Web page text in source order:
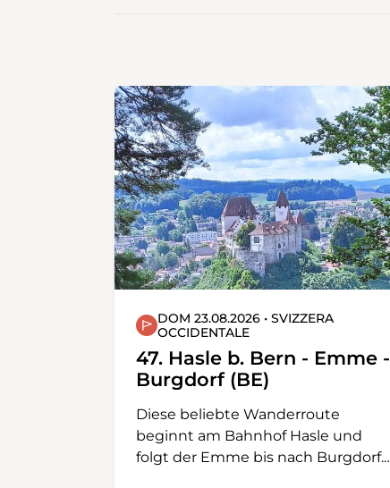
DOM 23.08.2026 • SVIZZERA
OCCIDENTALE
47. Hasle b. Bern - Emme -
Burgdorf (BE)
Diese beliebte Wanderroute
beginnt am Bahnhof Hasle und
folgt der Emme bis nach Burgdorf.